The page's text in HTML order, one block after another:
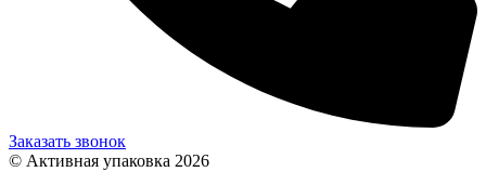
Заказать звонок
© Активная упаковка 2026